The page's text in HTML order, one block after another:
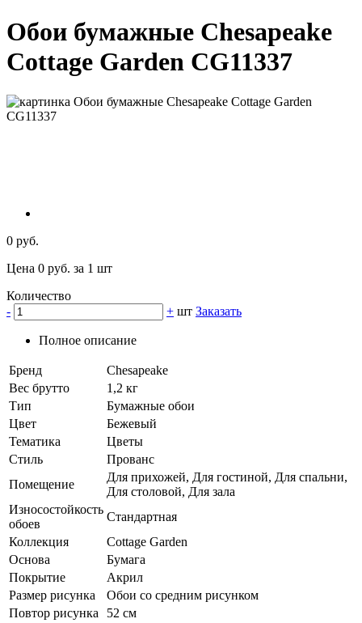
Обои бумажные Chesapeake
Cottage Garden CG11337
0 руб.
Цена 0 руб. за 1 шт
Количество
-
+ шт Заказать
Полное описание
Бренд
Chesapeake
Вес брутто
1,2 кг
Тип
Бумажные обои
Цвет
Бежевый
Тематика
Цветы
Стиль
Прованс
Помещение
Для прихожей, Для гостиной, Для спальни,
Для столовой, Для зала
Износостойкость
обоев
Стандартная
Коллекция
Cottage Garden
Основа
Бумага
Покрытие
Акрил
Размер рисунка
Обои со средним рисунком
Повтор рисунка
52 см